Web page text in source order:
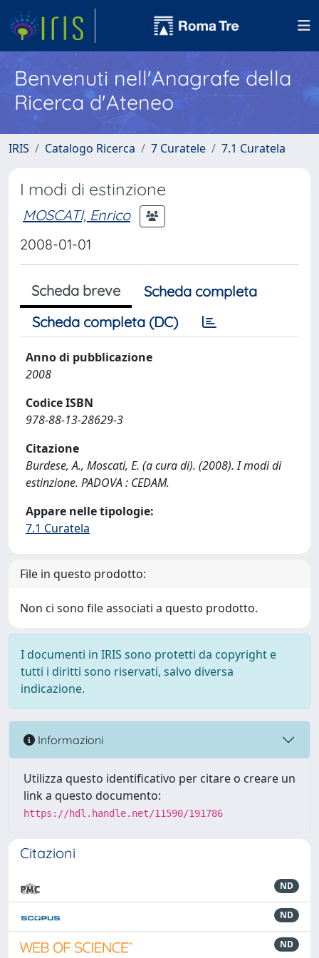
Benvenuti nell'Anagrafe della
Ricerca d'Ateneo
IRIS Catalogo Ricerca 7 Curatele 7.1 Curatela
I modi di estinzione
MOSCATI, Enrico
2008-01-01
Scheda breve
Scheda completa
Scheda completa (DC)
Anno di pubblicazione
2008
Codice ISBN
978-88-13-28629-3
Citazione
Burdese, A., Moscati, E. (a cura di). (2008). I modi di
estinzione. PADOVA : CEDAM.
Appare nelle tipologie:
7.1 Curatela
File in questo prodotto:
Non ci sono file associati a questo prodotto.
I documenti in IRIS sono protetti da copyright e
tutti i diritti sono riservati, salvo diversa
indicazione.
Informazioni
Utilizza questo identificativo per citare o creare un
link a questo documento:
https://hdl.handle.net/11590/191786
Citazioni
ND
ND
ND